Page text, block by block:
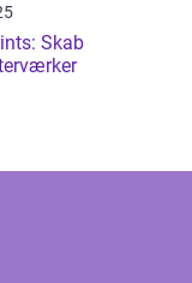
Skab